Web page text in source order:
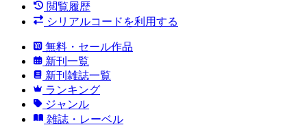
閲覧履歴
シリアルコードを利用する
無料・セール作品
新刊一覧
新刊雑誌一覧
ランキング
ジャンル
雑誌・レーベル